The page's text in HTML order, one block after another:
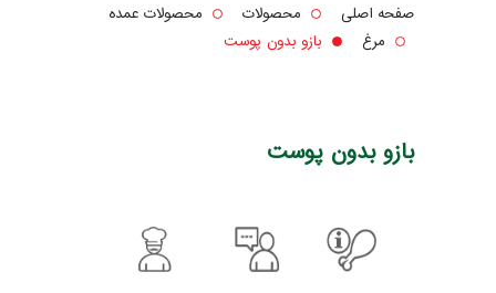
صفحه اصلی محصولات
محصولات عمده
مرغ
بازو بدون پوست
بازو بدون پوست